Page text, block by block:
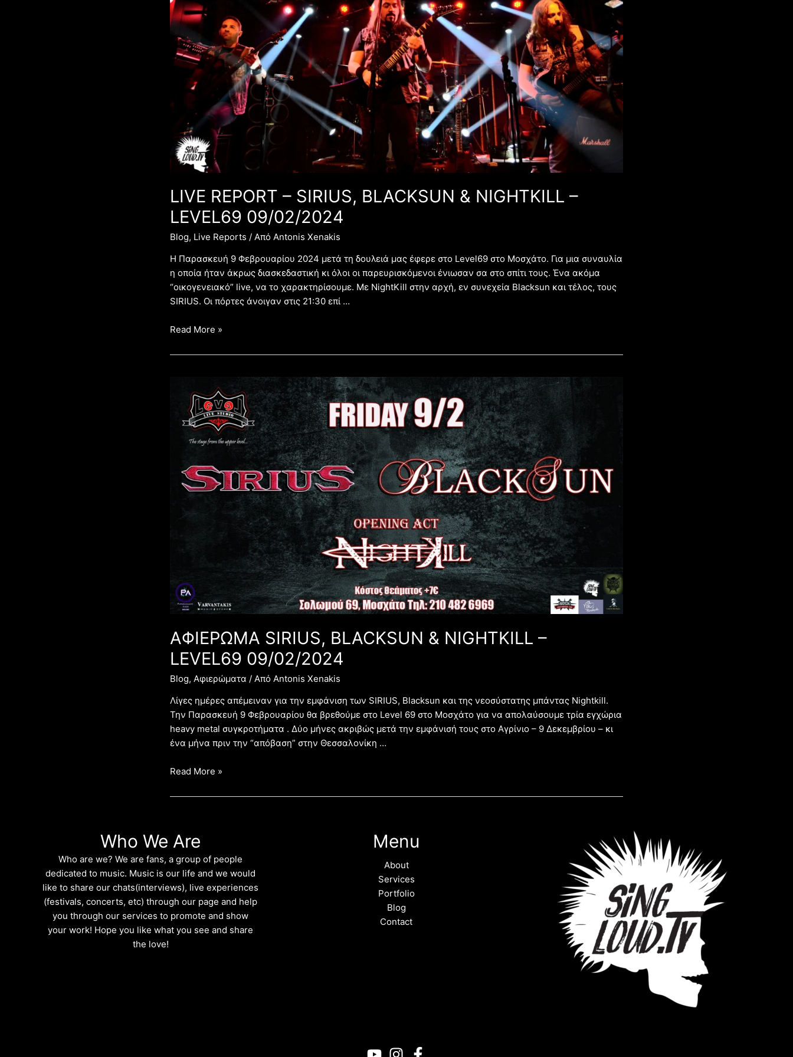
LIVE REPORT – SIRIUS, BLACKSUN & NIGHTKILL –
LEVEL69 09/02/2024
Blog, Live Reports / Από Antonis Xenakis
Η Παρασκευή 9 Φεβρουαρίου 2024 μετά τη δουλειά μας έφερε στο Level69 στο Μοσχάτο. Για μια συναυλία
η οποία ήταν άκρως διασκεδαστική κι όλοι οι παρευρισκόμενοι ένιωσαν σα στο σπίτι τους. Ένα ακόμα
“οικογενειακό” live, να το χαρακτηρίσουμε. Με NightKill στην αρχή, εν συνεχεία Blacksun και τέλος, τους
SIRIUS. Οι πόρτες άνοιγαν στις 21:30 επί …
&
NIGHTKILL
LEVEL69
09/02/2024
Read More »
ΑΦΙΕΡΩΜΑ SIRIUS, BLACKSUN & NIGHTKILL –
LEVEL69 09/02/2024
Blog, Αφιερώματα / Από Antonis Xenakis
Λίγες ημέρες απέμειναν για την εμφάνιση των SIRIUS, Blacksun και της νεοσύστατης μπάντας Nightkill.
Την Παρασκευή 9 Φεβρουαρίου θα βρεθούμε στο Level 69 στο Μοσχάτο για να απολαύσουμε τρία εγχώρια
heavy metal συγκροτήματα . Δύο μήνες ακριβώς μετά την εμφάνισή τους στο Αγρίνιο – 9 Δεκεμβρίου – κι
ένα μήνα πριν την “απόβαση” στην Θεσσαλονίκη …
SIRIUS,
BLACKSUN
NIGHTKILL
LEVEL69
09/02/2024
Read More »
Who We Are
Who are we? We are fans, a group of people
dedicated to music. Music is our life and we would
like to share our chats(interviews), live experiences
(festivals, concerts, etc) through our page and help
you through our services to promote and show
your work! Hope you like what you see and share
the love!
Menu
About
Services
Portfolio
Blog
Contact